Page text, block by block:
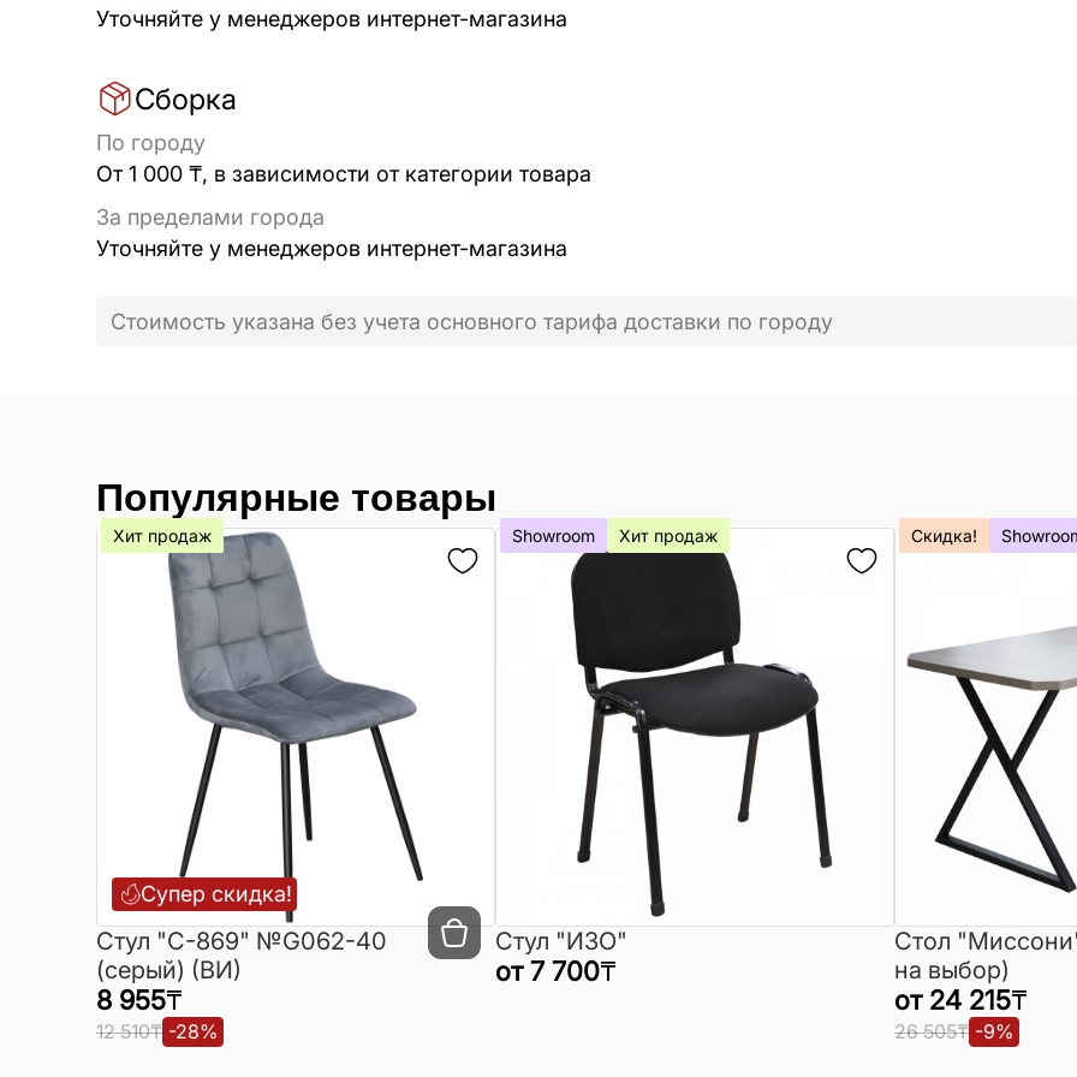
Уточняйте у менеджеров интернет-магазина
Сборка
По городу
От 1 000 ₸, в зависимости от категории товара
За пределами города
Уточняйте у менеджеров интернет-магазина
Стоимость указана без учета основного тарифа доставки по городу
Популярные товары
Супер скидка!
Хит продаж
Cтул "C-869" №G062-40
(серый) (ВИ)
8 955₸
12 510₸ -28%
Showroom Хит продаж
Стул "ИЗО"
от 7 700₸
Скидка!
Стол
на выбор)
от 24 215₸
26 505₸ -9%